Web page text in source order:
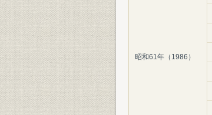
昭和61年（1986）